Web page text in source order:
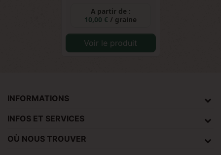
A partir de :
10,00 € / graine
Voir le produit
INFORMATIONS
INFOS ET SERVICES
OÙ NOUS TROUVER